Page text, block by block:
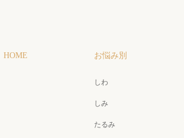
HOME お悩み別
しわ
しみ
たるみ